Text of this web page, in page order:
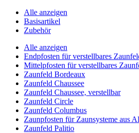
Alle anzeigen
Basisartikel
Zubehör
Alle anzeigen
Endpfosten für verstellbares
Mittelpfosten für verstellbares
Zaunfeld Bordeaux
Zaunfeld Chaussee
Zaunfeld Chaussee, verstellbar
Zaunfeld Circle
Zaunfeld Columbus
Zaunpfosten für Zaunsysteme aus
Zaunfeld Palitio